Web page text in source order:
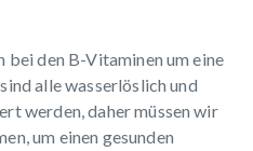
bei den B-Vitaminen um eine
alle wasserlöslich und
werden, daher müssen wir
um einen gesunden